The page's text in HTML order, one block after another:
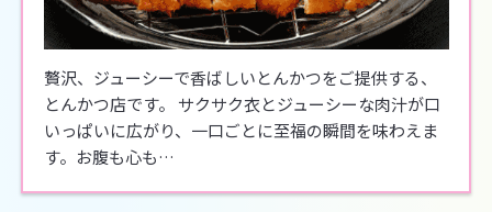
贅沢、ジューシーで香ばしいとんかつをご提供する、
とんかつ店です。 サクサク衣とジューシーな肉汁が口
いっぱいに広がり、一口ごとに至福の瞬間を味わえま
す。お腹も心も…